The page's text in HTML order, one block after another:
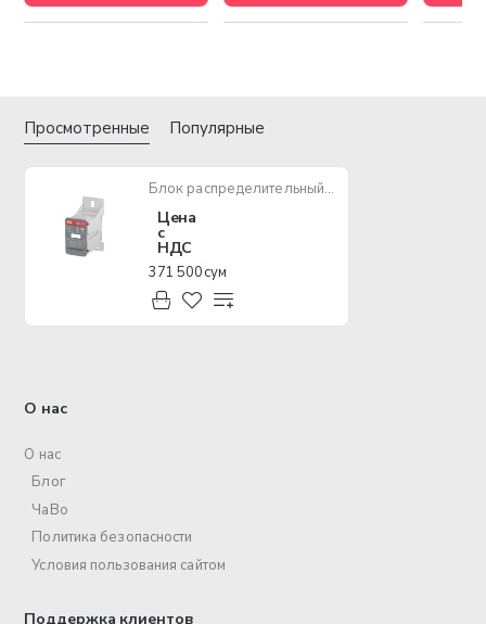
Просмотренные Популярные
Блок распределительный ABB DBL80 80А, 1-полюсный
Цена
с
НДС
371 500 сум
О нас
О нас
Блог
ЧаВо
Политика безопасности
Условия пользования сайтом
Поддержка клиентов